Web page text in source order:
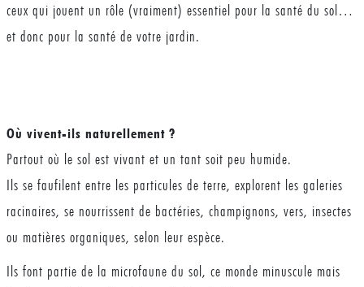
ceux qui jouent un rôle (vraiment) essentiel pour la santé du sol…
et donc pour la santé de votre jardin.
Où vivent-ils naturellement ?
Partout où le sol est vivant et un tant soit peu humide.
Ils se faufilent entre les particules de terre, explorent les galeries
racinaires, se nourrissent de bactéries, champignons, vers, insectes
ou matières organiques, selon leur espèce.
Ils font partie de la microfaune du sol, ce monde minuscule mais